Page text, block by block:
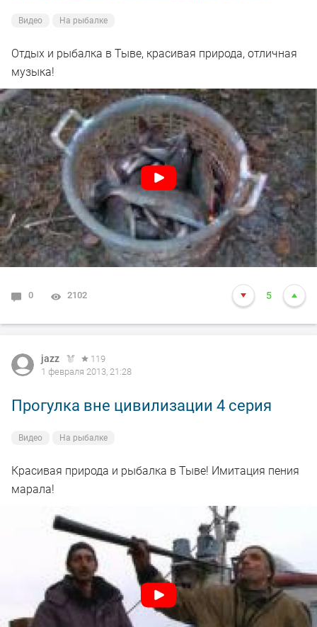
Видео На рыбалке
Отдых и рыбалка в Тыве, красивая природа, отличная
музыка!
0 2102 5
jazz
119
1 февраля 2013, 21:28
Прогулка вне цивилизации 4 серия
Видео На рыбалке
Красивая природа и рыбалка в Тыве! Имитация пения
марала!